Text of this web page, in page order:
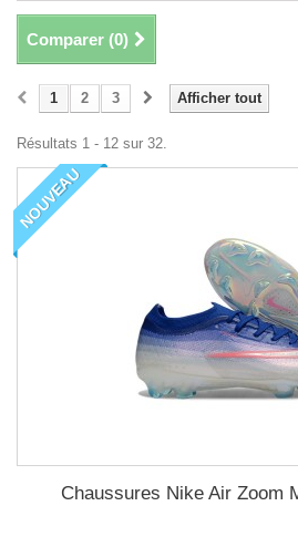
Comparer (0)
Afficher tout
1 2 3
Résultats 1 - 12 sur 32.
NOUVEAU
Chaussures Nike Air Zoom